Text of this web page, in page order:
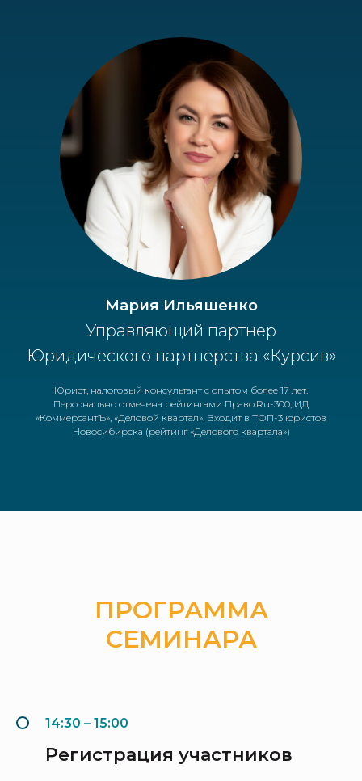
Мария Ильяшенко
Управляющий партнер
Юридического партнерства «Курсив»
Юрист, налоговый консультант с опытом более 17 лет.
Персонально отмечена рейтингами Право.Ru-300, ИД
«КоммерсантЪ», «Деловой квартал». Входит в ТОП-3 юристов
Новосибирска (рейтинг «Делового квартала»)
ПРОГРАММА
СЕМИНАРА
14:30 – 15:00
Регистрация участников